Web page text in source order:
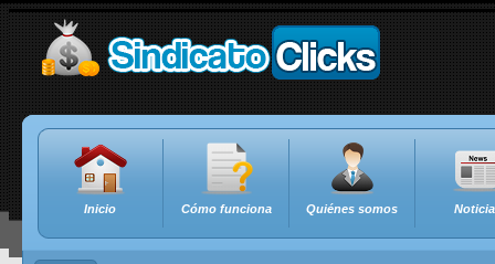
Inicio Cómo funciona Quiénes somos